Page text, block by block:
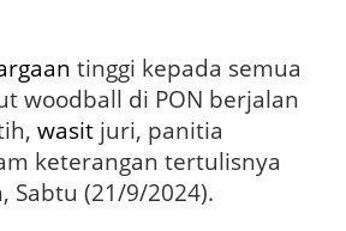
tinggi kepada semua
woodball di PON berjalan
wasitjuri, panitia
keterangan tertulisnya
Sabtu (21/9/2024).